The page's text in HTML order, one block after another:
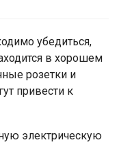
убедиться,
в хорошем
розетки и
привести к
электрическую